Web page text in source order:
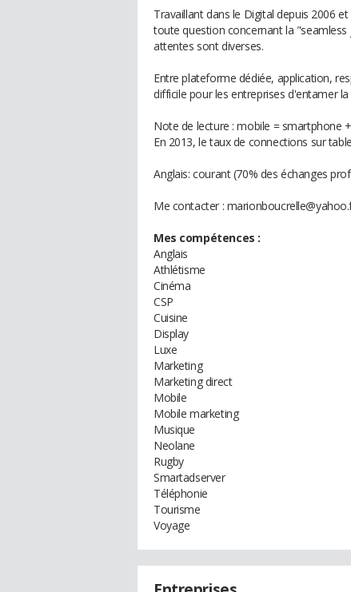
Travaillant dans le Digital depuis 2006
toute question concernant la
attentes sont diverses.
Entre plateforme dédiée, application,
difficile pour les entreprises d'entamer
Note de lecture : mobile = smartphone
En 2013, le taux de connections sur
Anglais: courant (70% des échanges
Me contacter :
Mes compétences :
Anglais
Athlétisme
Cinéma
CSP
Cuisine
Display
Luxe
Marketing
Marketing direct
Mobile
Mobile marketing
Musique
Neolane
Rugby
Smartadserver
Téléphonie
Tourisme
Voyage